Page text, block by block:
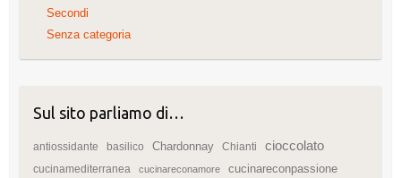
Secondi
Senza categoria
Sul sito parliamo di…
antiossidante basilico Chardonnay Chianti cioccolato
cucinamediterranea cucinareconamore cucinareconpassione